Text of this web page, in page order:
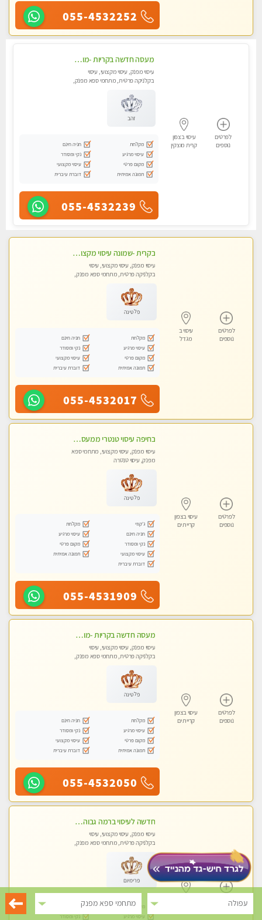
עפולה מתחמי ספא מפנק
055-4532252
לפרטים
נוספים
עיסוי בצפון
קרית מוצקין
מעסה חדשה בקריות -מומלץ לחלוטין!! כל סוגי העיסויים מעסה מקצועית ואיכותית פרטי!! highly recommended..new in the city
עיסוי מפנק, עיסוי מקצועי, עיסוי
בקלניקה פרטית, מתחמי ספא מפנק,
זהב
מקלחת
חניה חינם
עיסוי מרגיע
נקי ומסודר
מקום פרטי
עיסוי מקצועי
תמונה אמיתית
דוברת עיברית
055-4532239
לפרטים
נוספים
עיסוי ב
מגדל
בקרית -שמונה עיסוי מקצועי מפנק עיסוי עם אבנים חמות. מעסה עם תעודות. טיפול מרגיע ומפנק באווירה נעימה ושקטה
עיסוי מפנק, עיסוי מקצועי, עיסוי
בקלניקה פרטית, מתחמי ספא מפנק,
פלטינה
מקלחת
חניה חינם
עיסוי מרגיע
נקי ומסודר
מקום פרטי
עיסוי מקצועי
תמונה אמיתית
דוברת עיברית
055-4532017
לפרטים
נוספים
עיסוי בצפון
קריית ים
בחיפה עיסוי טנטרי ממעסה מקצועית. חוויה מעולם אחר שכל אחד צריך לנסות. מעסה צעירה, אנרגיה נשית, ☺️❤️
עיסוי מפנק, עיסוי מקצועי, מתחמי ספא
מפנק, עיסוי טנטרה
פלטינה
ג'קוזי
מקלחת
חניה חינם
עיסוי מרגיע
נקי ומסודר
מקום פרטי
עיסוי מקצועי
תמונה אמיתית
דוברת עיברית
055-4531909
לפרטים
נוספים
עיסוי בצפון
קריית ים
מעסה חדשה בקריות -מומלץ לחלוטין!!!! כל סוגי העיסויים מעסה מקצועית ואיכותית פרטי!!!
עיסוי מפנק, עיסוי מקצועי, עיסוי
בקלניקה פרטית, מתחמי ספא מפנק,
פלטינה
מקלחת
חניה חינם
עיסוי מרגיע
נקי ומסודר
מקום פרטי
עיסוי מקצועי
תמונה אמיתית
דוברת עיברית
055-4532050
לפרטים
נוספים
חדשה לעיסוי ברמה גבוהה VIP תתקשר .....בקרית אתא ללא מין !
עיסוי מפנק, עיסוי מקצועי, עיסוי
בקלניקה פרטית, מתחמי ספא מפנק,
פרימיום
מקלחת
עיסוי מרגיע
נקי ומסודר